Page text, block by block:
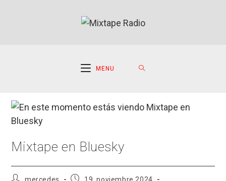
MENU
Mixtape en Bluesky
Autormercedes
Publicación
19. noviembre 2024